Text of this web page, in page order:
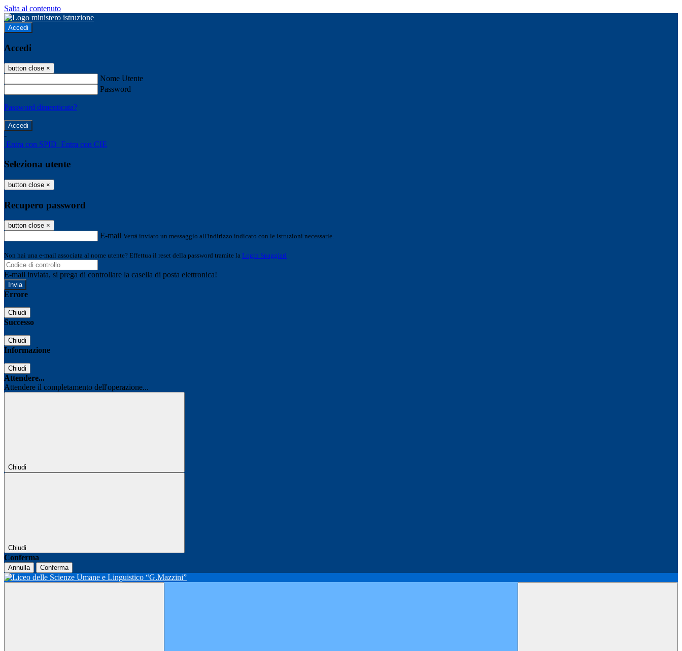
Salta al contenuto
Accedi
Accedi
button close ×
Nome Utente
Password
Password dimenticata?
-
Entra con SPID Entra con CIE
Seleziona utente
button close ×
Recupero password
button close ×
E-mail Verrà inviato un messaggio all'indirizzo indicato con le istruzioni necessarie.
Non hai una e-mail associata al nome utente? Effettua il reset della password tramite la Login Spaggiari
E-mail inviata, si prega di controllare la casella di posta elettronica!
Errore
Chiudi
Successo
Chiudi
Informazione
Chiudi
Attendere...
Attendere il completamento dell'operazione...
Chiudi
Chiudi
Conferma
Annulla Conferma